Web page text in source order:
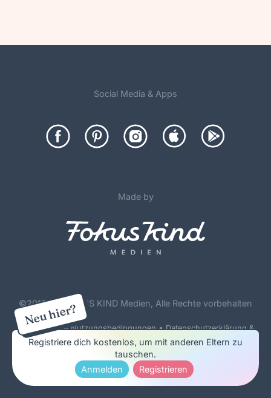
Neu hier?
Registriere dich kostenlos, um mit anderen Eltern zu
tauschen.
Anmelden
Registrieren
Social Media & Apps
Made by
©2012-26 FOKUS KIND Medien, Alle Rechte vorbehalten
Forenregeln & Nutzungsbedingungen •Datenschutzerklärung &
Cookie Policy
Impressum & Werbung